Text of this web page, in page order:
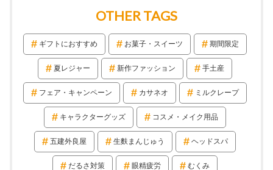
OTHER TAGS
ギフトにおすすめ お菓子・スイーツ 期間限定
夏レジャー 新作ファッション 手土産
フェア・キャンペーン カサネオ ミルクレープ
キャラクターグッズ コスメ・メイク用品
五建外良屋 生麩まんじゅう ヘッドスパ
だるさ対策 眼精疲労 むくみ